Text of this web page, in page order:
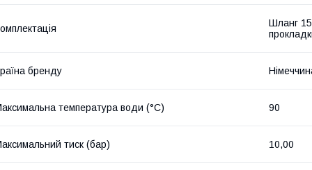
Шланг
бренду
температура води (°C) 90
тиск (бар) 10,00